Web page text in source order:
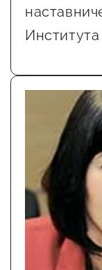
Вакансии